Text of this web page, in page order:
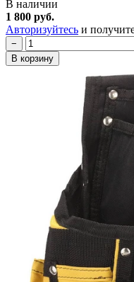
В наличии
1 800 руб.
Авторизуйтесь и
−
В корзину